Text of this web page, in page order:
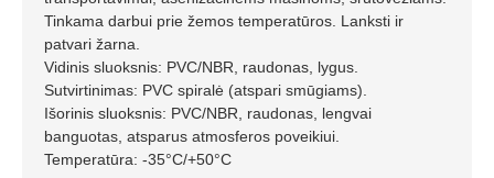
Tinkama darbui prie žemos temperatūros. Lanksti ir
patvari žarna.
Vidinis sluoksnis: PVC/NBR, raudonas, lygus.
Sutvirtinimas: PVC spiralė (atspari smūgiams).
Išorinis sluoksnis: PVC/NBR, raudonas, lengvai
banguotas, atsparus atmosferos poveikiui.
Temperatūra: -35°C/+50°C